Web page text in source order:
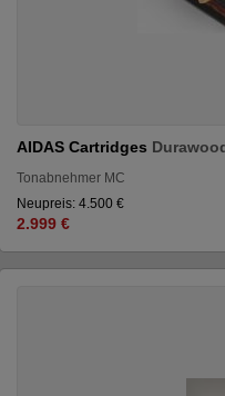
AIDAS Cartridges
Tonabnehmer MC
Neupreis: 4.500 €
2.999 €